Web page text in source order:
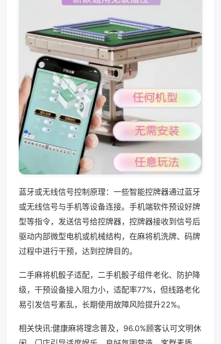
蓝牙或无线信号控制原理：一些智能控牌器通过蓝牙
或无线信号与手机等设备连接。手机端软件预设好牌
型等指令，发送信号给控牌器，控牌器接收到信号后
驱动内部微型电机或机械结构，在麻将机洗牌、码牌
过程中进行干预，达到控牌目的。
二手麻将机骰子适配，二手机骰子组件老化、防护降
级，干预设备接入阻力小，适配率77%，但线路老化
易引发信号紊乱，长期使用故障风险提升22%。
相关快讯:健康麻将理念普及，96.0%顾客认可文明休